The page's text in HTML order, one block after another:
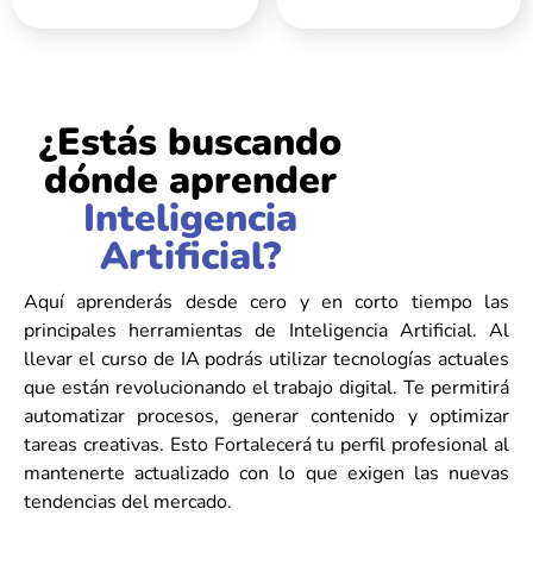
¿Estás buscando
dónde aprender
Inteligencia
Artificial?
Aquí aprenderás desde cero y en corto tiempo las
principales herramientas de Inteligencia Artificial. Al
llevar el curso de IA podrás utilizar tecnologías actuales
que están revolucionando el trabajo digital. Te permitirá
automatizar procesos, generar contenido y optimizar
tareas creativas. Esto Fortalecerá tu perfil profesional al
mantenerte actualizado con lo que exigen las nuevas
tendencias del mercado.